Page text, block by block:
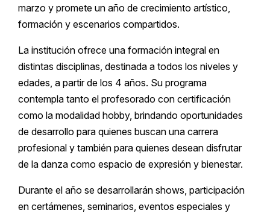
marzo y promete un año de crecimiento artístico,
formación y escenarios compartidos.
La institución ofrece una formación integral en
distintas disciplinas, destinada a todos los niveles y
edades, a partir de los 4 años. Su programa
contempla tanto el profesorado con certificación
como la modalidad hobby, brindando oportunidades
de desarrollo para quienes buscan una carrera
profesional y también para quienes desean disfrutar
de la danza como espacio de expresión y bienestar.
Durante el año se desarrollarán shows, participación
en certámenes, seminarios, eventos especiales y